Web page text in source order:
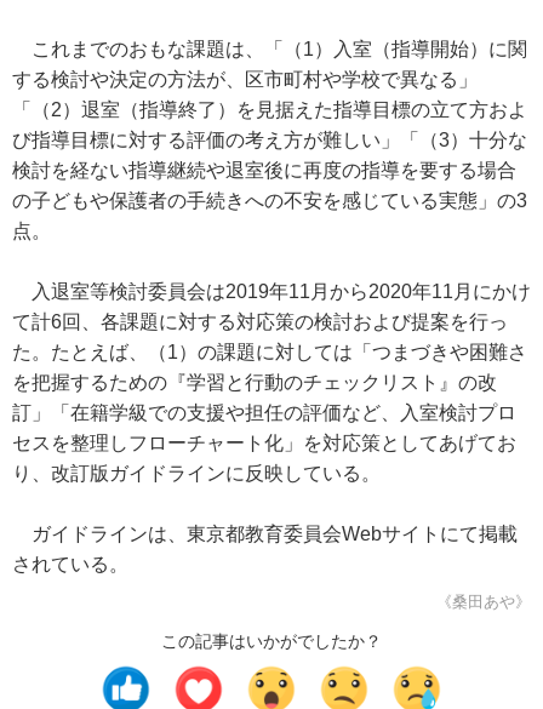
これまでのおもな課題は、「（1）入室（指導開始）に関
する検討や決定の方法が、区市町村や学校で異なる」
「（2）退室（指導終了）を見据えた指導目標の立て方およ
び指導目標に対する評価の考え方が難しい」「（3）十分な
検討を経ない指導継続や退室後に再度の指導を要する場合
の子どもや保護者の手続きへの不安を感じている実態」の3
点。
入退室等検討委員会は2019年11月から2020年11月にかけ
て計6回、各課題に対する対応策の検討および提案を行っ
た。たとえば、（1）の課題に対しては「つまづきや困難さ
を把握するための『学習と行動のチェックリスト』の改
訂」「在籍学級での支援や担任の評価など、入室検討プロ
セスを整理しフローチャート化」を対応策としてあげてお
り、改訂版ガイドラインに反映している。
ガイドラインは、東京都教育委員会Webサイトにて掲載
されている。
《桑田あや》
この記事はいかがでしたか？